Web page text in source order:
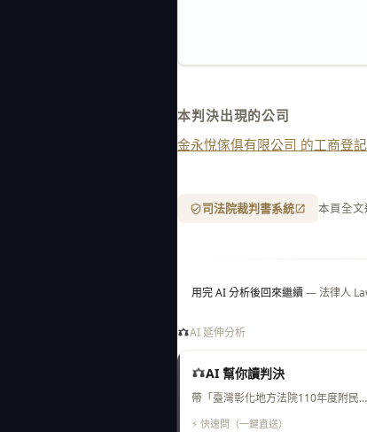
本判決出現的公司
金永悅傢俱有限公司 的工商登
司法院裁判書系統 本頁全文
用完 AI 分析後回來繼續— 法律人
AI 延伸分析
AI 幫你讀判決
帶「臺灣彰化地方法院110年度附
⚡ 快速問（一鍵直送）